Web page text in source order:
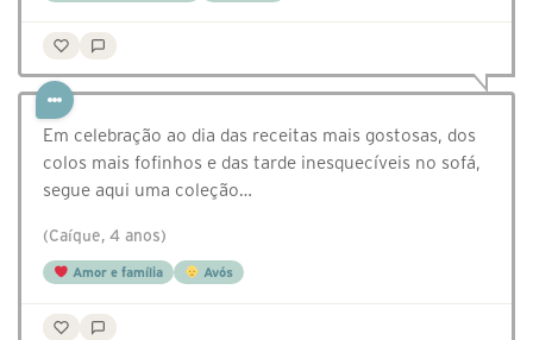
Em celebração ao dia das receitas mais gostosas, dos
colos mais fofinhos e das tarde inesquecíveis no sofá,
segue aqui uma coleção…
(Caíque, 4 anos)
Amor e família Avós